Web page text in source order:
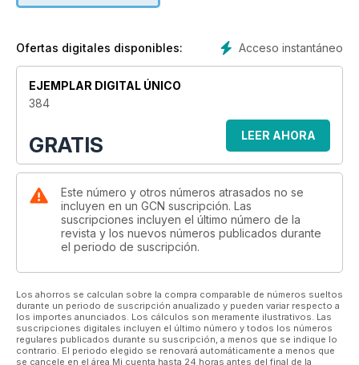
a tiny glimpse of our wonderful rainbow family on the steps of
small group of activists gathered 50 years ago on June 27,
1974, commencing Ireland’s first-ever Pride demonstration.
The Irish Gay Rights Movement (IGRM) similarly celebrates its
50th anniversary this year, while Cork’s Gay Project marks its
would not be where we are today.
While there is much to celebrate, we must not ignore the
work that is left to do, whether it be tackling the far-right,
advocating for better trans healthcare or improving
accessibility within the queer community. As a member of
Belong To’s Pride Youth Committee puts it in one article,
we’re a human rights march.”
This point is more important than ever, as we witness the
ongoing devastation happening in Palestine. As Queers for
Acceso instantáneo
Ofertas digitales disponibles:
EJEMPLAR DIGITAL ÚNICO
384
GRATIS LEER AHORA
Este número y otros números atrasados no se
incluyen en un GCN suscripción. Las
suscripciones incluyen el último número de la
revista y los nuevos números publicados durante
el periodo de suscripción.
Los ahorros se calculan sobre la compra comparable de números sueltos
durante un periodo de suscripción anualizado y pueden variar respecto a
los importes anunciados. Los cálculos son meramente ilustrativos. Las
suscripciones digitales incluyen el último número y todos los números
regulares publicados durante su suscripción, a menos que se indique lo
contrario. El periodo elegido se renovará automáticamente a menos que
se cancele en el área Mi cuenta hasta 24 horas antes del final de la